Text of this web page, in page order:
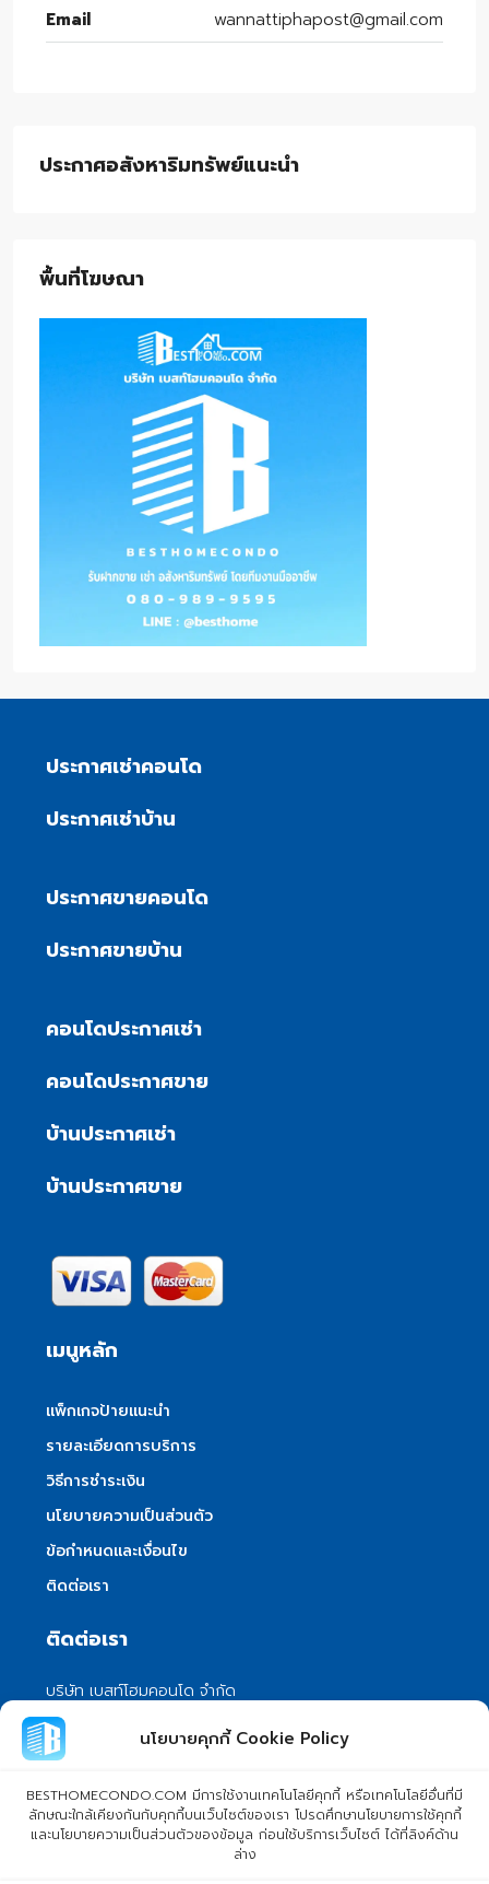
นโยบายคุกกี้ Cookie Policy
BESTHOMECONDO.COM มีการใช้งานเทคโนโลยีคุกกี้ หรือเทคโนโลยีอื่นที่มี
ลักษณะใกล้เคียงกันกับคุกกี้บนเว็บไซต์ของเรา โปรดศึกษานโยบายการใช้คุกกี้
และนโยบายความเป็นส่วนตัวของข้อมูล ก่อนใช้บริการเว็บไซต์ ได้ที่ลิงค์ด้าน
ล่าง
Email
wannattiphapost@gmail.com
ประกาศอสังหาริมทรัพย์แนะนำ
พื้นที่โฆษณา
ประกาศเช่าคอนโด
ประกาศเช่าบ้าน
ประกาศขายคอนโด
ประกาศขายบ้าน
คอนโดประกาศเช่า
คอนโดประกาศขาย
บ้านประกาศเช่า
บ้านประกาศขาย
เมนูหลัก
แพ็กเกจป้ายแนะนำ
รายละเอียดการบริการ
วิธีการชำระเงิน
นโยบายความเป็นส่วนตัว
ข้อกำหนดและเงื่อนไข
ติดต่อเรา
ติดต่อเรา
บริษัท เบสท์โฮมคอนโด จำกัด
101/399 หมู่ 7 แขวงลําผักชี เขตหนองจอก
กรุงเทพมหานคร 10530
info@besthomecondo.com